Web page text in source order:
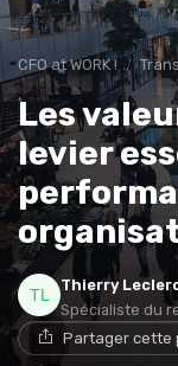
CFO at WORK !
Les
levier
Thierry
Spécialiste du
Partager cette